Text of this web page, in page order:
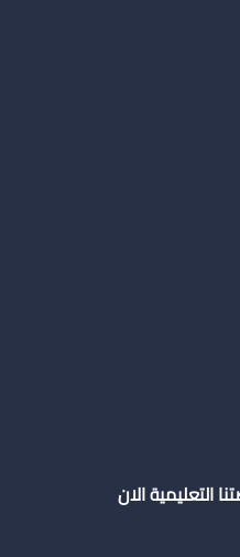
التعليمية الان